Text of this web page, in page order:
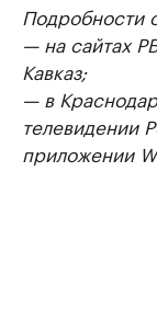
Подробности
— на сайтах
Кавказ;
— в
телевидении
приложении